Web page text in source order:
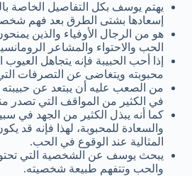
يهتم يوسف بكل التفاصيل الخاصة
إسعادها بشتى الطرق بعد فهم
هو من الرجال الأوفياء والذين
الحب والاحتواء والمشاعر
إذا أحب الحبيبة فإنه يتجاهل
محبوبته ويتغاضى عن التصرفات
من الصعب عليه أن يبتعد عن حبيبته
في الكثير من المواقف التي تصدر
كما أنه يبذل الكثير من الجهد في
والسعادة للمحبوبة، لهذا فإنه قد
المثالية عند الوقوع في الحب.
يبحث يوسف عن الشخصية التي
والحب وتتفهم طبيعة شخصيته.